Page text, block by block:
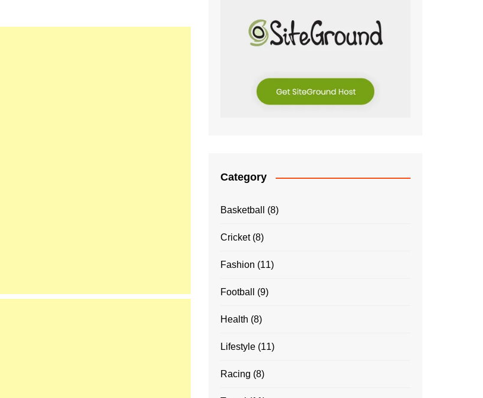
Category
Basketball (8)
Cricket(8)
Fashion (11)
Football (9)
Health (8)
Lifestyle (11)
Racing (8)